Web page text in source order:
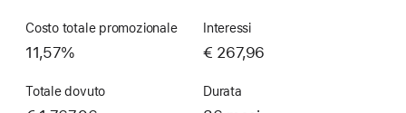
Costo totale promozionale
11,57%
Interessi
€ 267,96
Totale dovuto Durata